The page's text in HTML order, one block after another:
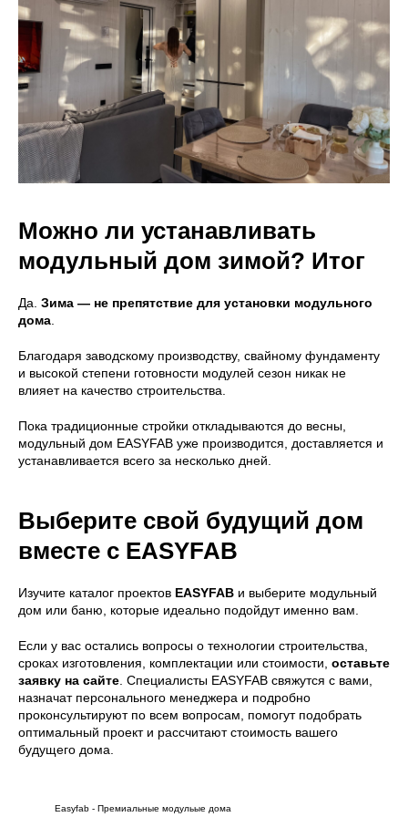
Можно ли устанавливать
модульный дом зимой? Итог
Да. Зима — не препятствие для установки модульного
дома
Благодаря заводскому производству, свайному фундаменту
и высокой степени готовности модулей сезон никак не
влияет на качество строительства.
Пока традиционные стройки откладываются до весны,
модульный дом EASYFAB уже производится, доставляется и
устанавливается всего за несколько дней.
Выберите свой будущий дом
вместе с EASYFAB
Изучите каталог проектов EASYFAB и выберите модульный
дом или баню, которые идеально подойдут именно вам.
Если у вас остались вопросы о технологии строительства,
сроках изготовления, комплектации или стоимости, оставьте
заявку на сайте . Специалисты EASYFAB свяжутся с вами,
назначат персонального менеджера и подробно
проконсультируют по всем вопросам, помогут подобрать
оптимальный проект и рассчитают стоимость вашего
будущего дома.
Easyfab - Премиальные модульые дома
Звонок по России бесплатный
Меню
Главная
Что входит в стоимость
Проекты
Преимущества
Вопросы
Галерея
Блог
Безопасность
Дома
EASYONE
EASY60
Полезное
Согласие на обработку данных
Политика
конфиденциальности
EASY80